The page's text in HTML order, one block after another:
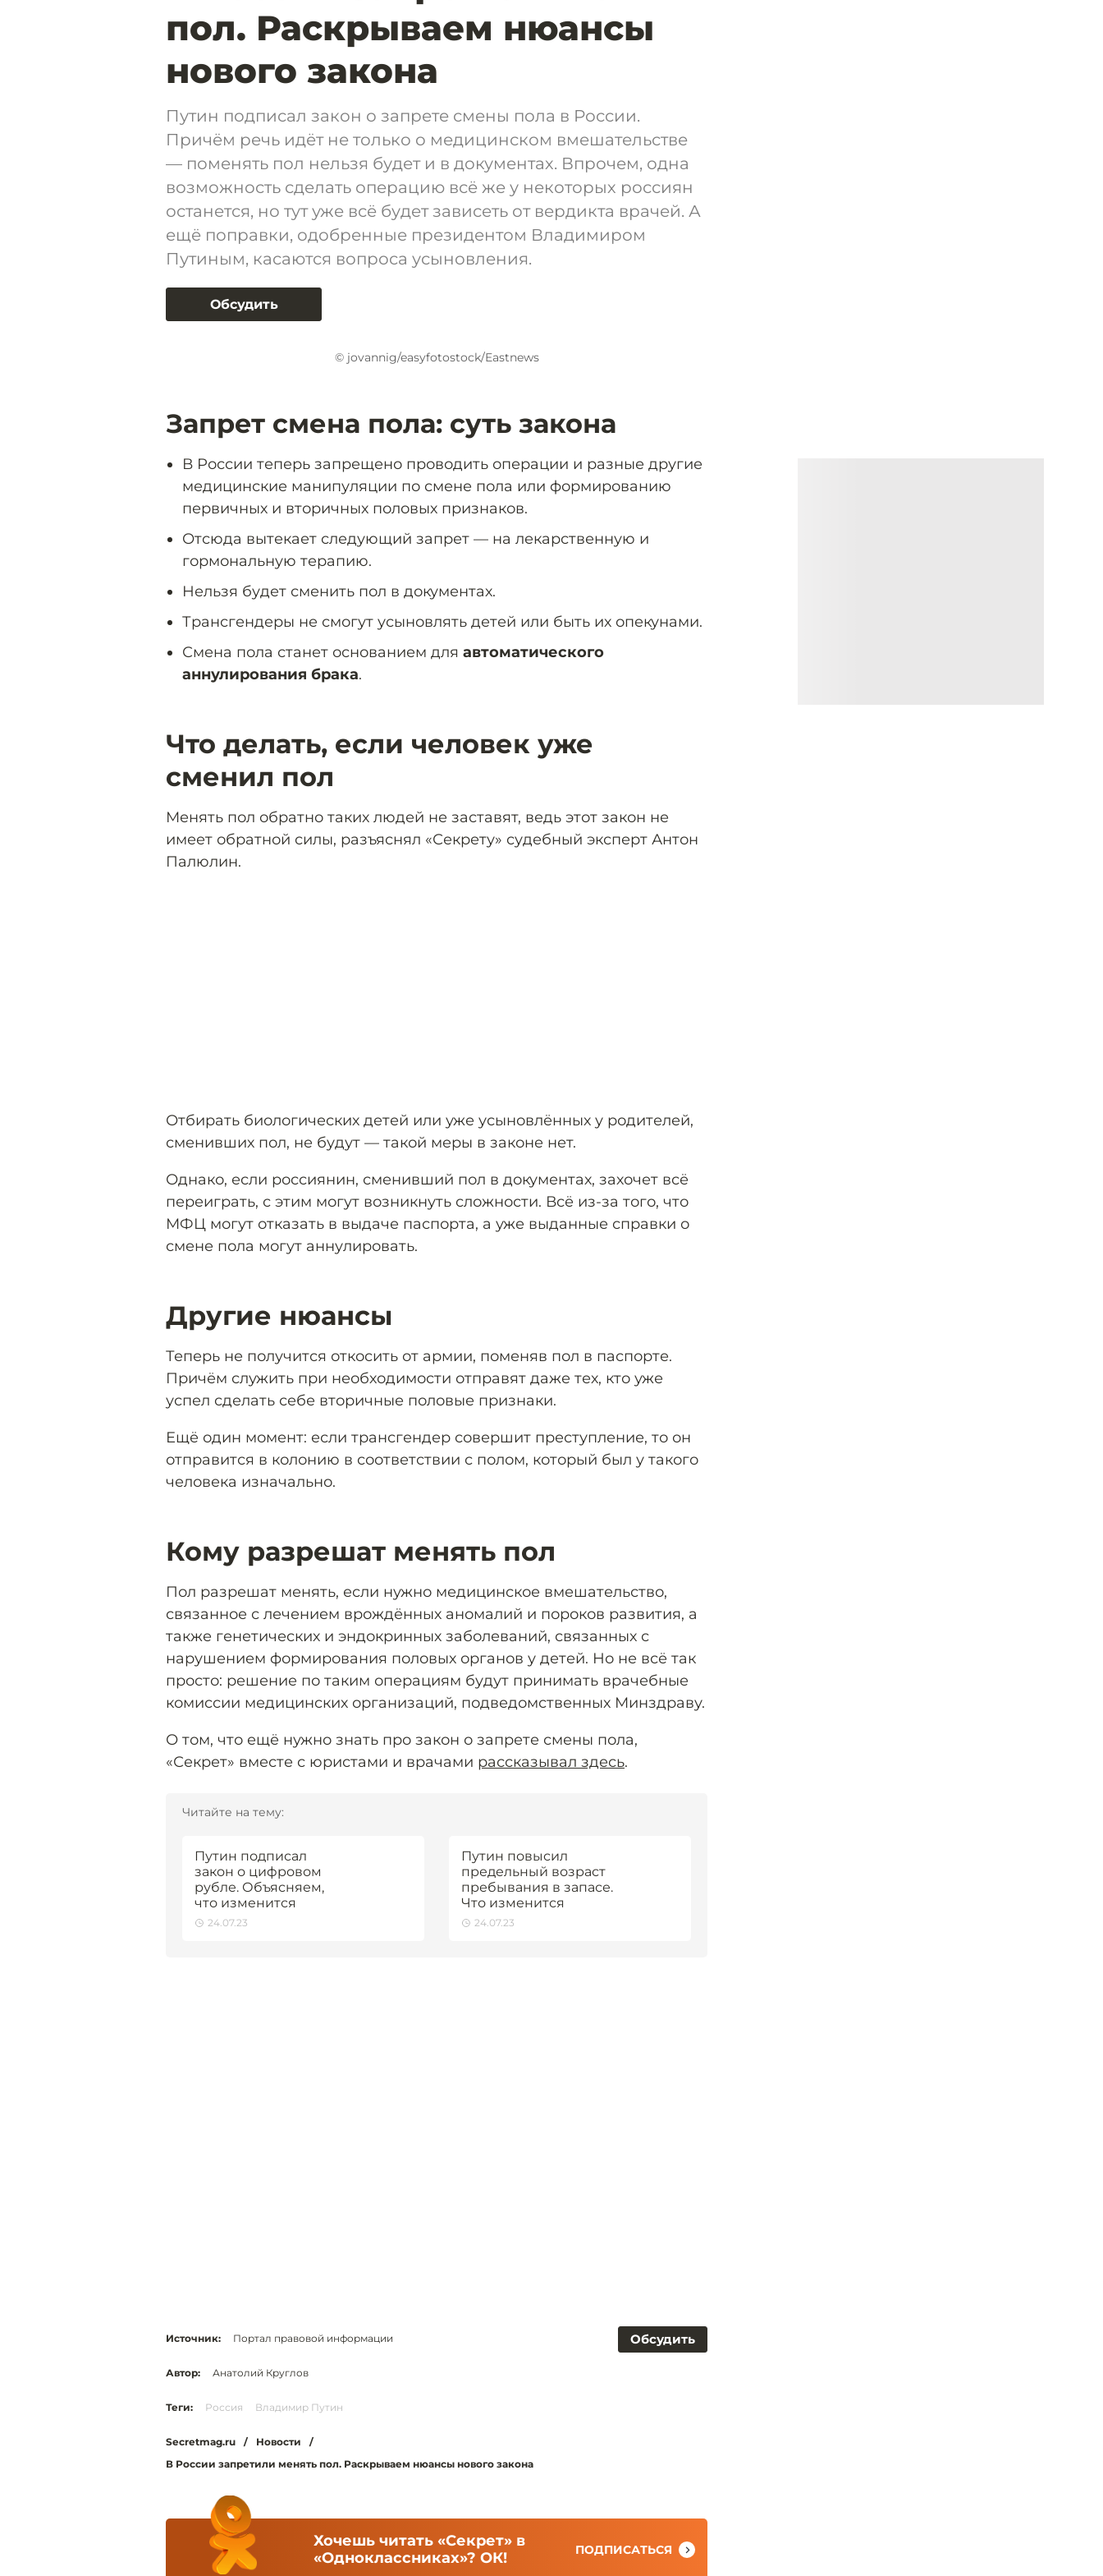
пол. Раскрываем нюансы
нового закона
Путин подписал закон о запрете смены пола в России.
Причём речь идёт не только о медицинском вмешательстве
— поменять пол нельзя будет и в документах. Впрочем, одна
возможность сделать операцию всё же у некоторых россиян
останется, но тут уже всё будет зависеть от вердикта врачей. А
ещё поправки, одобренные президентом Владимиром
Путиным, касаются вопроса усыновления.
Обсудить
© jovannig/easyfotostock/Eastnews
Запрет смена пола: суть закона
В России теперь запрещено проводить операции и разные другие
медицинские манипуляции по смене пола или формированию
первичных и вторичных половых признаков.
Отсюда вытекает следующий запрет — на лекарственную и
гормональную терапию.
Нельзя будет сменить пол в документах.
Трансгендеры не смогут усыновлять детей или быть их опекунами.
Смена пола станет основанием для автоматического
аннулирования брака.
Что делать, если человек уже
сменил пол
Менять пол обратно таких людей не заставят, ведь этот закон не
имеет обратной силы, разъяснял «Секрету» судебный эксперт Антон
Палюлин.
Отбирать биологических детей или уже усыновлённых у родителей,
сменивших пол, не будут — такой меры в законе нет.
Однако, если россиянин, сменивший пол в документах, захочет всё
переиграть, с этим могут возникнуть сложности. Всё из-за того, что
МФЦ могут отказать в выдаче паспорта, а уже выданные справки о
смене пола могут аннулировать.
Другие нюансы
Теперь не получится откосить от армии, поменяв пол в паспорте.
Причём служить при необходимости отправят даже тех, кто уже
успел сделать себе вторичные половые признаки.
Ещё один момент: если трансгендер совершит преступление, то он
отправится в колонию в соответствии с полом, который был у такого
человека изначально.
Кому разрешат менять пол
Пол разрешат менять, если нужно медицинское вмешательство,
связанное с лечением врождённых аномалий и пороков развития, а
также генетических и эндокринных заболеваний, связанных с
нарушением формирования половых органов у детей. Но не всё так
просто: решение по таким операциям будут принимать врачебные
комиссии медицинских организаций, подведомственных Минздраву.
О том, что ещё нужно знать про закон о запрете смены пола,
«Секрет» вместе с юристами и врачами рассказывал здесь.
Читайте на тему:
Путин подписал
закон о цифровом
рубле. Объясняем,
что изменится
24.07.23
Путин повысил
предельный возраст
пребывания в запасе.
Что изменится
24.07.23
Обсудить
Источник: Портал правовой информации
Автор: Анатолий Круглов
Теги: Россия Владимир Путин
Secretmag.ru / Новости
/
В России запретили менять пол. Раскрываем нюансы нового закона
Хочешь читать «Секрет» в
«Одноклассниках»? ОК!
ПОДПИСАТЬСЯ